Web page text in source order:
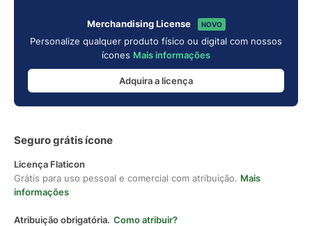
Merchandising License NOVO
Personalize qualquer produto físico ou digital com nossos
ícones Mais informações
Adquira a licença
Seguro grátis ícone
Licença Flaticon
Grátis para uso pessoal e comercial com atribuição. Mais
informações
Atribuição obrigatória. Como atribuir?